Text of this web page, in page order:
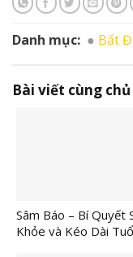
Danh mục: Bất
Bài viết cùng chủ
Sâm Báo – Bí Quyết
Khỏe và Kéo Dài